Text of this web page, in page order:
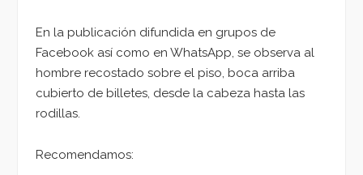
En la publicación difundida en grupos de
Facebook así como en WhatsApp, se observa al
hombre recostado sobre el piso, boca arriba
cubierto de billetes, desde la cabeza hasta las
rodillas.
Recomendamos: